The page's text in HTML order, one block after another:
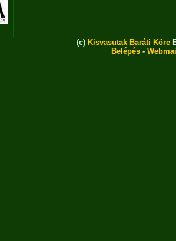
(c) Kisvasutak Baráti Köre
Belépés -